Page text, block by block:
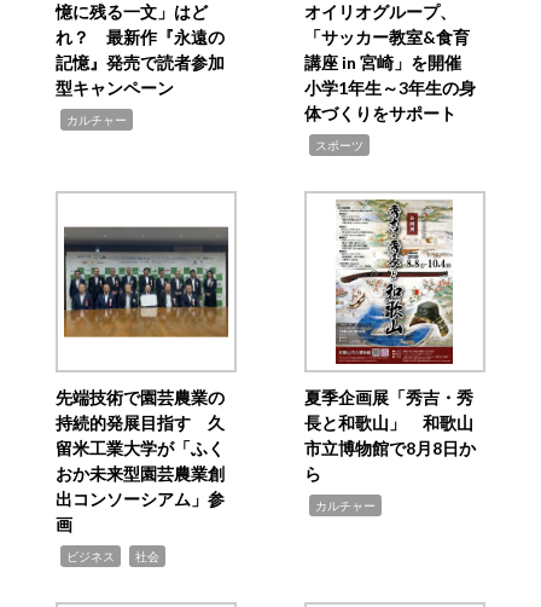
憶に残る一文」はど
れ？ 最新作『永遠の
記憶』発売で読者参加
型キャンペーン
カルチャー
オイリオグループ、
「サッカー教室&食育
講座 in 宮崎」を開催
小学1年生～3年生の身
体づくりをサポート
スポーツ
先端技術で園芸農業の
持続的発展目指す 久
留米工業大学が「ふく
おか未来型園芸農業創
出コンソーシアム」参
画
ビジネス 社会
夏季企画展「秀吉・秀
長と和歌山」 和歌山
市立博物館で8月8日か
ら
カルチャー